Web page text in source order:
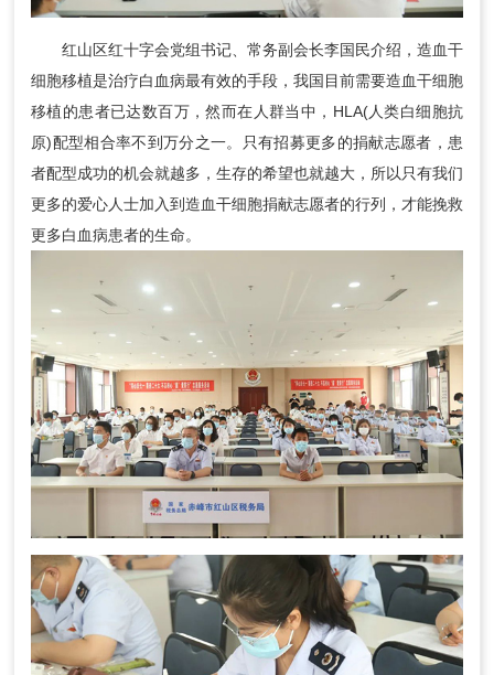
红山区红十字会党组书记、常务副会长李国民介绍，造血干
细胞移植是治疗白血病最有效的手段，我国目前需要造血干细胞
移植的患者已达数百万，然而在人群当中，HLA(人类白细胞抗
原)配型相合率不到万分之一。只有招募更多的捐献志愿者，患
者配型成功的机会就越多，生存的希望也就越大，所以只有我们
更多的爱心人士加入到造血干细胞捐献志愿者的行列，才能挽救
更多白血病患者的生命。